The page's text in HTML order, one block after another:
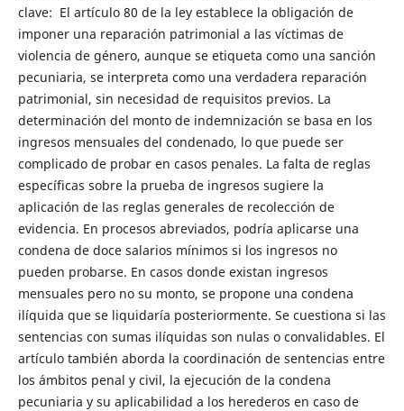
clave: El artículo 80 de la ley establece la obligación de
imponer una reparación patrimonial a las víctimas de
violencia de género, aunque se etiqueta como una sanción
pecuniaria, se interpreta como una verdadera reparación
patrimonial, sin necesidad de requisitos previos. La
determinación del monto de indemnización se basa en los
ingresos mensuales del condenado, lo que puede ser
complicado de probar en casos penales. La falta de reglas
específicas sobre la prueba de ingresos sugiere la
aplicación de las reglas generales de recolección de
evidencia. En procesos abreviados, podría aplicarse una
condena de doce salarios mínimos si los ingresos no
pueden probarse. En casos donde existan ingresos
mensuales pero no su monto, se propone una condena
ilíquida que se liquidaría posteriormente. Se cuestiona si las
sentencias con sumas ilíquidas son nulas o convalidables. El
artículo también aborda la coordinación de sentencias entre
los ámbitos penal y civil, la ejecución de la condena
pecuniaria y su aplicabilidad a los herederos en caso de